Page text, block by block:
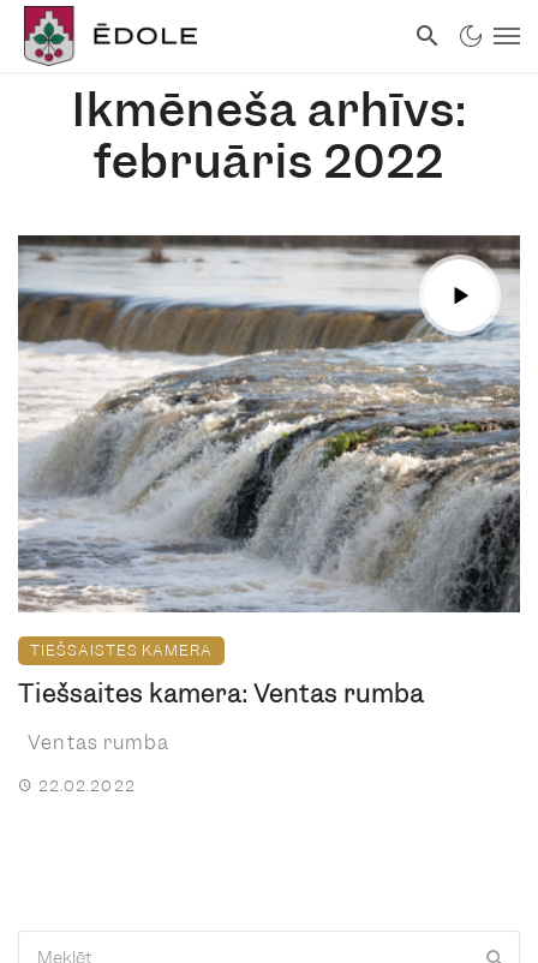
Ikmēneša arhīvs:
februāris 2022
TIEŠSAISTES KAMERA
Tiešsaites kamera: Ventas rumba
Ventas rumba
22.02.2022